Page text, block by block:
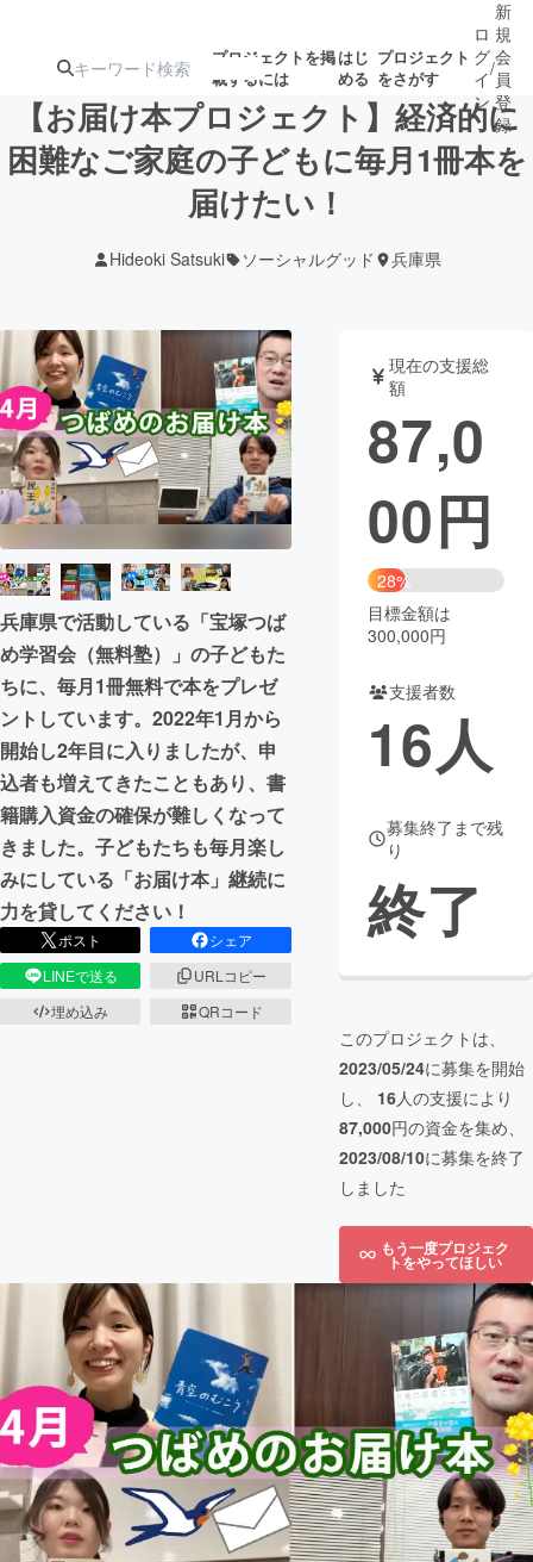
プロジェクトを掲
載するには
はじ
める
プロジェクト
をさがす
注目の新着プロ
ジェクト
募集終了が近いプ
テクノロジー・ガジェット
映像・映画 書籍・雑誌
ビジネス・起業 チャレンジ
まちづくり・地域活性化
CAMPFIRE for Social Good
CAMPFIRE Creation
CAMPFIREふるさと納税machi-ya コミュニティ
ロ
グ
イ
ン
/
新
規
会
員
登
録
【お届け本プロジェクト】経済的に
困難なご家庭の子どもに毎月1冊本を
届けたい！
Hideoki Satsuki ソーシャルグッド 兵庫県
兵庫県で活動している「宝塚つば
め学習会（無料塾）」の子どもた
ちに、毎月1冊無料で本をプレゼ
ントしています。2022年1月から
開始し2年目に入りましたが、申
込者も増えてきたこともあり、書
籍購入資金の確保が難しくなって
きました。子どもたちも毎月楽し
みにしている「お届け本」継続に
力を貸してください！
ポスト
シェア
LINEで送る
URLコピー
埋め込み
QRコード
現在の支援総
額
87,0
00円
28%
目標金額は
300,000円
支援者数
16人
募集終了まで残
り
終了
このプロジェクトは、
2023/05/24に募集を開始
し、 16人の支援により
87,000円の資金を集め、
2023/08/10に募集を終了
しました
もう一度プロジェク
トをやってほしい